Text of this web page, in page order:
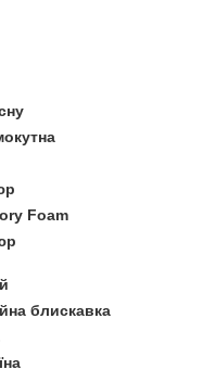
Foam
блискавка